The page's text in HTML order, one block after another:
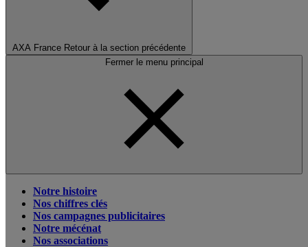
AXA France Retour à la section précédente
Fermer le menu principal
Notre histoire
Nos chiffres clés
Nos campagnes publicitaires
Notre mécénat
Nos associations